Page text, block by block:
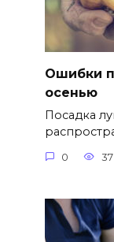
Ошибки
осенью
Посадка
0 37